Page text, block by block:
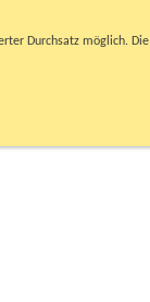
Durchsatz möglich. Die